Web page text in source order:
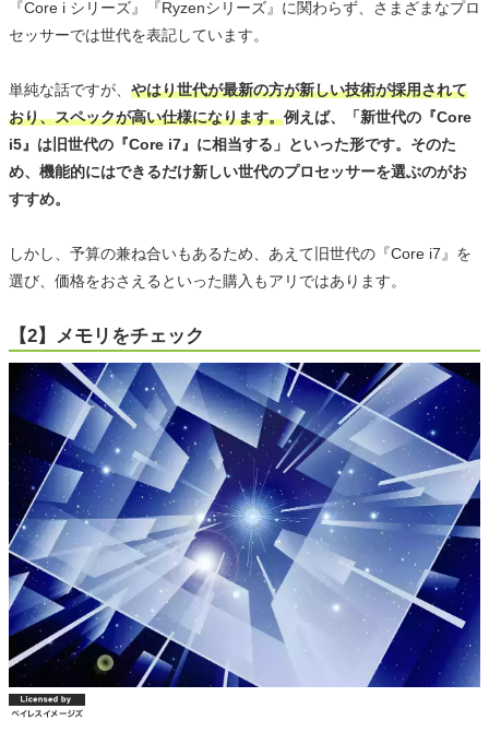
『Core i シリーズ』『Ryzenシリーズ』に関わらず、さまざまなプロ
セッサーでは世代を表記しています。
単純な話ですが、 やはり世代が最新の方が新しい技術が採用されて
おり、スペックが高い仕様になります。例えば、「新世代の『Core
i5』は旧世代の『Core i7』に相当する」といった形です。そのた
め、機能的にはできるだけ新しい世代のプロセッサーを選ぶのがお
すすめ。
しかし、予算の兼ね合いもあるため、あえて旧世代の『Core i7』を
選び、価格をおさえるといった購入もアリではあります。
【2】メモリをチェック